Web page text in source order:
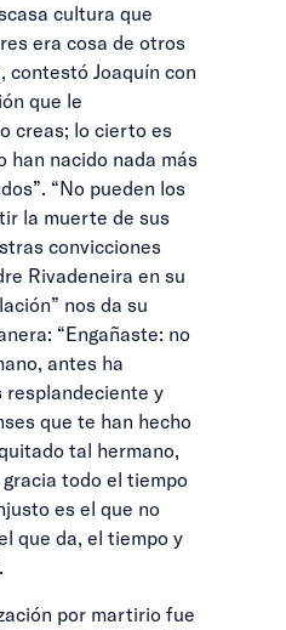
cultura que
era cosa de otros
contestó Joaquín con
que le
creas; lo cierto es
han nacido nada más
“No pueden los
la muerte de sus
convicciones
Rivadeneira en su
nos da su
“Engañaste: no
antes ha
resplandeciente y
que te han hecho
tal hermano,
todo el tiempo
es el que no
que da, el tiempo y
por martirio fue